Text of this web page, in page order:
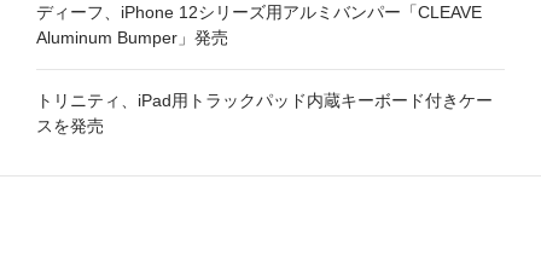
ディーフ、iPhone 12シリーズ用アルミバンパー「CLEAVE
Aluminum Bumper」発売
トリニティ、iPad用トラックパッド内蔵キーボード付きケー
スを発売